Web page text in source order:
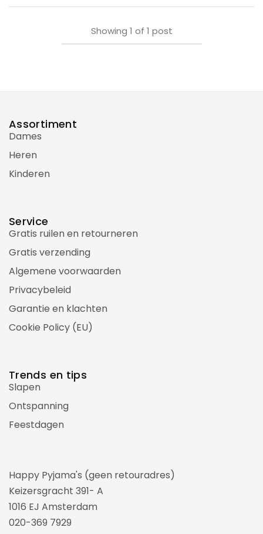
Showing 1 of 1 post
Assortiment
Dames
Heren
Kinderen
Service
Gratis ruilen en retourneren
Gratis verzending
Algemene voorwaarden
Privacybeleid
Garantie en klachten
Cookie Policy (EU)
Trends en tips
Slapen
Ontspanning
Feestdagen
Happy Pyjama's (geen retouradres)
Keizersgracht 391- A
1016 EJ Amsterdam
020-369 7929